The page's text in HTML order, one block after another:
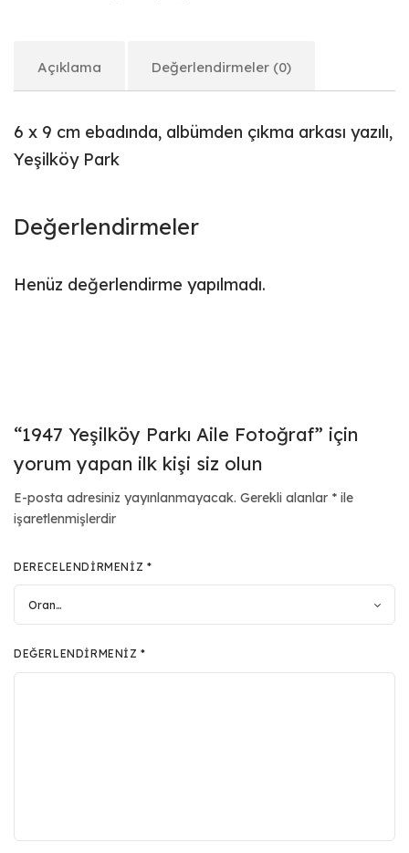
Açıklama Değerlendirmeler (0)
6 x 9 cm ebadında, albümden çıkma arkası yazılı,
Yeşilköy Park
Değerlendirmeler
Henüz değerlendirme yapılmadı.
“1947 Yeşilköy Parkı Aile Fotoğraf” için
yorum yapan ilk kişi siz olun
E-posta adresiniz yayınlanmayacak. Gerekli alanlar * ile
işaretlenmişlerdir
DERECELENDIRMENIZ *
DEĞERLENDIRMENIZ*